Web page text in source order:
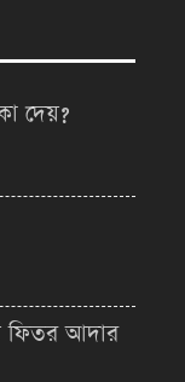
দেয়?
ফিতর আদার